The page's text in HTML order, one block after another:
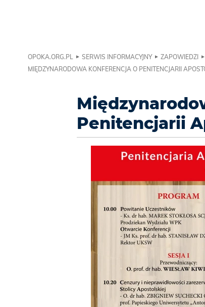
OPOKA.ORG.PL SERWIS INFORMACYJNY ZAPOWIEDZI
MIĘDZYNARODOWA KONFERENCJA O PENITENCJARII
Penitencjarii